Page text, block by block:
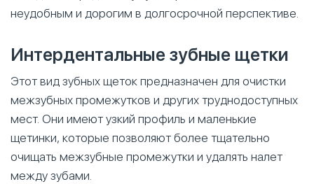
неудобным и дорогим в долгосрочной перспективе.
Интердентальные зубные щетки
Этот вид зубных щеток предназначен для очистки
межзубных промежутков и других труднодоступных
мест. Они имеют узкий профиль и маленькие
щетинки, которые позволяют более тщательно
очищать межзубные промежутки и удалять налет
между зубами.